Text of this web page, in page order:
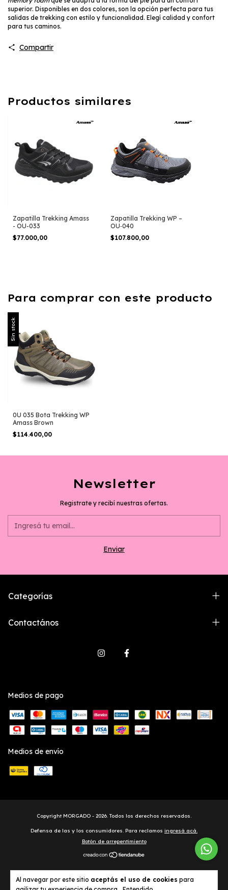
Al navegar por este sitio aceptás el uso de cookies para
superior. Disponibles en dos colores, son la opción perfecta para tus
salidas de trekking con estilo y funcionalidad. Elegí calidad y confort
para tus caminos.
Compartir
Productos similares
Zapatilla Trekking Amass
- OU-033
$77.000,00
Zapatilla Trekking WP –
OU‑040
$107.800,00
Para comprar con este producto
Sin stock
0U 035 Bota Trekking WP
Amass Brown
$114.400,00
Newsletter
Registrate y recibí nuestras ofertas.
Categorías
Contactános
Medios de pago
Medios de envío
Copyright MORGADO - 2026. Todos los derechos reservados.
Defensa de las y los consumidores. Para reclamos ingresá acá.
Botón de arrepentimiento